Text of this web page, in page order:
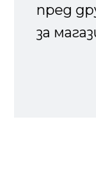
пред
за